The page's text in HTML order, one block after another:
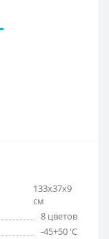
133х37х9
см
8 цветов
-45+50 'C